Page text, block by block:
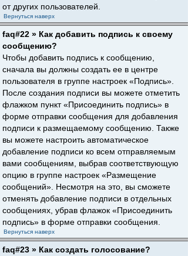
от других пользователей.
Вернуться наверх
faq#22 » Как добавить подпись к своему
сообщению?
Чтобы добавить подпись к сообщению,
сначала вы должны создать ее в центре
пользователя в группе настроек «Подпись».
После создания подписи вы можете отметить
флажком пункт «Присоединить подпись» в
форме отправки сообщения для добавления
подписи к размещаемому сообщению. Также
вы можете настроить автоматическое
добавление подписи ко всем отправляемым
вами сообщениям, выбрав соответствующую
опцию в группе настроек «Размещение
сообщений». Несмотря на это, вы сможете
отменять добавление подписи в отдельных
сообщениях, убрав флажок «Присоединить
подпись» в форме отправки сообщения.
Вернуться наверх
faq#23 » Как создать голосование?